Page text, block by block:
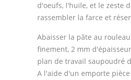
Espace Personnel
d'oeufs, l'huile, et le zeste
rassembler la farce et
Abaisser la pâte au
finement, 2 mm
plan de travail saupoudré
A l'aide d'un emporte